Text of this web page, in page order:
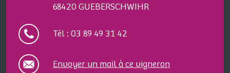
68420 GUEBERSCHWIHR
Tél : 03 89 49 31 42
Envoyer un mail à ce vigneron